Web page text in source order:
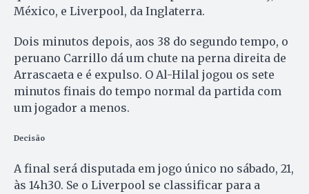
México, e Liverpool, da Inglaterra.
Dois minutos depois, aos 38 do segundo tempo, o
peruano Carrillo dá um chute na perna direita de
Arrascaeta e é expulso. O Al-Hilal jogou os sete
minutos finais do tempo normal da partida com
um jogador a menos.
Decisão
A final será disputada em jogo único no sábado, 21,
às 14h30. Se o Liverpool se classificar para a